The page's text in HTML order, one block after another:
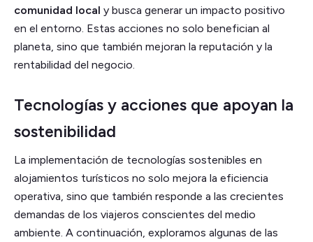
comunidad local y busca generar un impacto positivo
en el entorno. Estas acciones no solo benefician al
planeta, sino que también mejoran la reputación y la
rentabilidad del negocio.
Tecnologías y acciones que apoyan la
sostenibilidad
La implementación de tecnologías sostenibles en
alojamientos turísticos no solo mejora la eficiencia
operativa, sino que también responde a las crecientes
demandas de los viajeros conscientes del medio
ambiente. A continuación, exploramos algunas de las